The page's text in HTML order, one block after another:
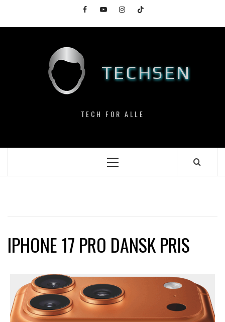
content
FacebookYouTubeInstagramTikTok
TECHSEN
TECH FOR ALLE
Primary
IPHONE 17 PRO DANSK PRIS